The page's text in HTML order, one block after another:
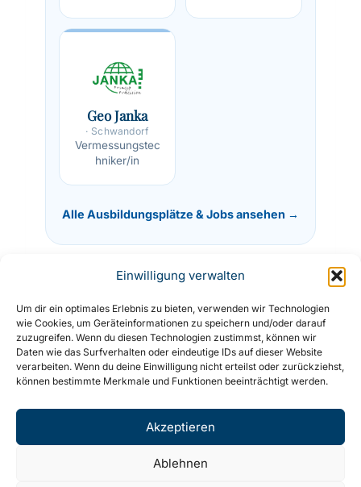
Einwilligung verwalten
Um dir ein optimales Erlebnis zu bieten, verwenden wir Technologien
wie Cookies, um Geräteinformationen zu speichern und/oder darauf
zuzugreifen. Wenn du diesen Technologien zustimmst, können wir
Daten wie das Surfverhalten oder eindeutige IDs auf dieser Website
verarbeiten. Wenn du deine Einwilligung nicht erteilst oder zurückziehst,
können bestimmte Merkmale und Funktionen beeinträchtigt werden.
Akzeptieren
Ablehnen
Geo Janka
· Schwandorf
Vermessungstec
hniker/in
Alle Ausbildungsplätze & Jobs ansehen →
© 2026 SpVgg Ebermannsdorf e.V. ·
Impressum·Datenschutz